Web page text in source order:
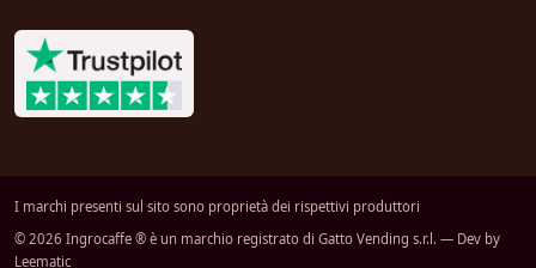
I marchi presenti sul sito sono proprietà dei rispettivi produttori
© 2026 Ingrocaffe ® è un marchio registrato di Gatto Vending s.r.l. — Dev by
Leematic